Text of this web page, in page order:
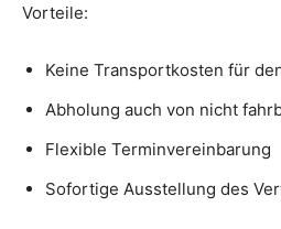
Vorteile:
Keine Transportkosten für
Abholung auch von nicht
Flexible Terminvereinbarung
Sofortige Ausstellung des